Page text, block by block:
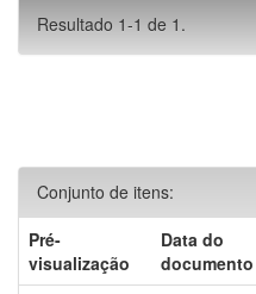
Resultado 1-1 de 1.
Conjunto de itens:
Pré-
visualização
Data do
documento